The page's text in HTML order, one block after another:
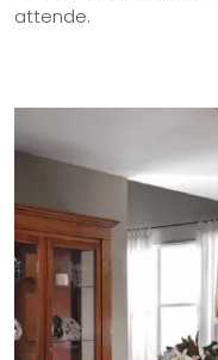
attende.